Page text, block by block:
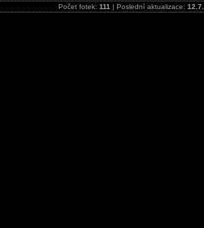
Počet fotek: 111 | Poslední aktualizace: